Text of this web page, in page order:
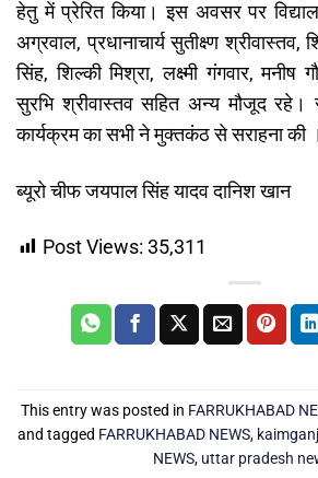
हेतु में प्रेरित किया। इस अवसर पर
अग्रवाल, प्रधानाचार्य सुतीक्ष्ण श्रीवास्तव,
सिंह, शिल्की मिश्रा, लक्ष्मी गंगवार, मनीष
सुरभि श्रीवास्तव सहित अन्य मौजूद रहे।
कार्यक्रम का सभी ने मुक्तकंठ से सराहना की ।
ब्यूरो चीफ जयपाल सिंह यादव दानिश खान
Post Views: 35,311
This entry was posted in FARRUKHABAD
and tagged FARRUKHABAD NEWS,
NEWS, uttar pradesh